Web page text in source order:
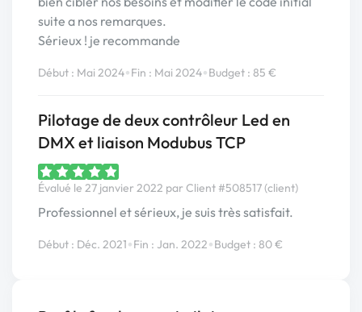
suite a nos remarques.
Sérieux ! je recommande
Début : Mai 2024•Fin : Mai 2024•Budget : 85 €
Pilotage de deux contrôleur Led en
DMX et liaison Modubus TCP
Évalué le 27 janvier 2022 par Client #508517 (client)
Professionnel et sérieux, je suis très satisfait.
Début : Déc. 2021•Fin : Jan. 2022•Budget : 80 €